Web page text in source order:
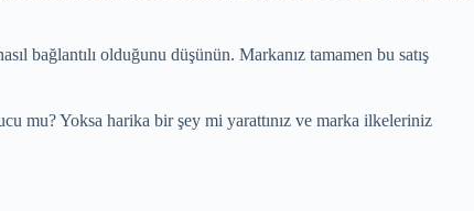
bağlantılı olduğunu düşünün. Markanız tamamen bu satış
mu? Yoksa harika bir şey mi yarattınız ve marka ilkeleriniz